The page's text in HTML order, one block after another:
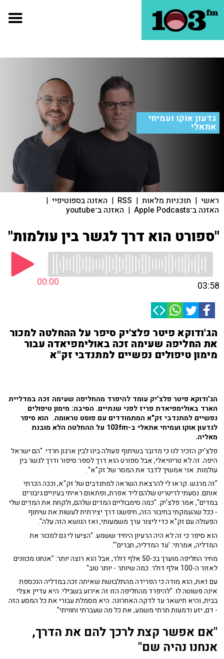
גדעון אוקו ועמיחי
אתאלי
ראשי | תוכניות מלאות |
RSS
| האזנה בספוטיפיי |
האזנה ב־Apple Podcasts | האזנה ב־youtube
"ספורט הוא דרך לגשר בין עולמות"
00:00 03:58
הג'ודוקא פיטר פלצ'יק סיפר על ההחלטה למכור
את החליפה שעימה זכה באולימפיאדה עבור
מימון טיפולים נפשיים למתנדבי זק"א
הג'ודוקא פיטר פלצ'יק עומד להיפרד מהחליפה שעימה זכה במדליית
הארד באולימפיאדת פריז לפני שנתיים. הסיבה: מימון טיפולים
נפשיים למתנדבי זק"א המתמודדים עם פוסט טראומה. הוא סיפר
לגדעון אוקו ועמיחי אתאלי
ב-103fm על ההחלטה הלא מובנת
מאליה.
פלצ'יק הזכיר לנו כי מדובר בשיתוף פעולה בינו לבין ארגון חרדי. "הם ישראל
היפה. זה לא טריוויאלי, אבל ספורט הוא דרך לספר סיפור ודרך לגשר בין
עולמות. אני אמשיך לדבר את המסר של זק"א".
"זה מרגש. קראו לי להרצאת השראה למתנדבים של זק"א, וככה הכרתי
אותם. נסעתי לריטריט שלהם ליד אפרת, ופתאום ראיתי בעיניים גיבורים
במדים", אמר פלצ'יק. "כמה סימבוליים המדים שלהם, ולקחת את המדים שלי
- ככל שהעמקתי בחיבור הזה, חיפשנו דרך יצירתית לעשות את שיתוף
הפעולה עם זק"א כדי ליצור ערך משמעותי, ואז הנושא הזה עלה".
הוא סיפר כי זה לא היה הרעיון היחיד ששמע. "הציעו לי גם למכור את
המדליה, אמרתי: 'עד המדליה, חברים'".
מחיר החליפה מוערך בכ-50 אלף דולר, אבל הוא רוצה יותר: "אנחנו מכוונים
לאזור ה-100 אלף דולר. כמה שיותר - יותר טוב"
עם זאת, הוא מודה כי הפרידה מהתלבושת שאיתה זכה במדליה הנכספת
אינה פשוטה לו. "להיפרד מהחליפה הזו זה אירוע בשבילי. היא עדיין אצלי
בבית, והיא תישאר עד לדקה האחרונה. היא מסמלת עבורי את כל המסע הזה
- דם, יזע ודמעות תרתי משמע, את כל מה שעברתי וחוויתי".
"אם אפשר קצת לרכך להם את הדרך,
אנחנו נהיה שם"